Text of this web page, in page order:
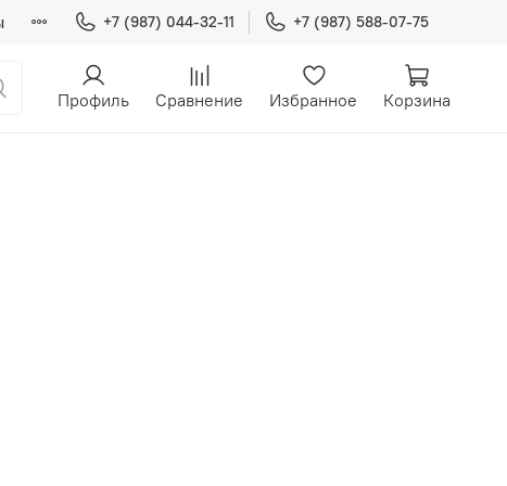
+7 (987) 044-32-11 +7 (987) 588-07-75
Профиль Сравнение Избранное Корзина